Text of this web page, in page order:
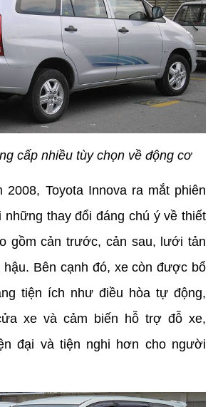
cấp nhiều tùy chọn về động cơ
2008, Toyota Innova ra mắt phiên
những thay đổi đáng chú ý về thiết
gồm cản trước, cản sau, lưới tản
hậu. Bên cạnh đó, xe còn được bổ
tiện ích như điều hòa tự động,
xe và cảm biến hỗ trợ đỗ xe,
đại và tiện nghi hơn cho người